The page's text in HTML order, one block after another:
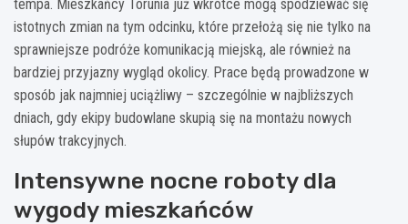
tempa. Mieszkańcy Torunia już wkrótce mogą spodziewać się
istotnych zmian na tym odcinku, które przełożą się nie tylko na
sprawniejsze podróże komunikacją miejską, ale również na
bardziej przyjazny wygląd okolicy. Prace będą prowadzone w
sposób jak najmniej uciążliwy – szczególnie w najbliższych
dniach, gdy ekipy budowlane skupią się na montażu nowych
słupów trakcyjnych.
Intensywne nocne roboty dla
wygody mieszkańców